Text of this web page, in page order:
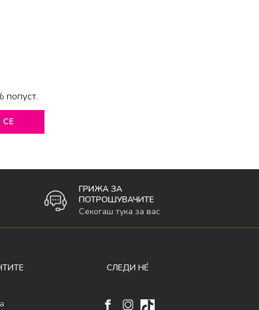
попуст.
СЕ
ГРИЖА ЗА
ПОТРОШУВАЧИТЕ
Секогаш тука за вас
СЛЕДИ НÉ